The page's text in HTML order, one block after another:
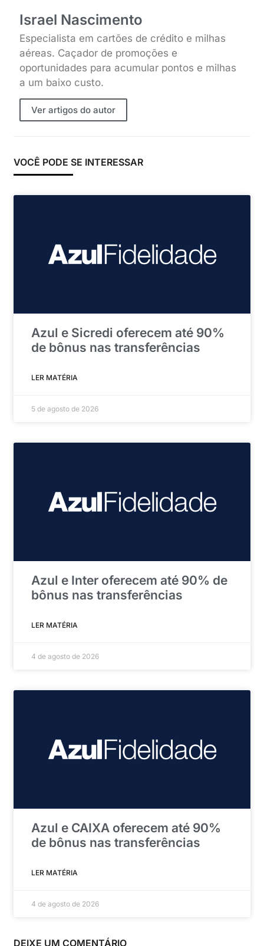
Israel Nascimento
Especialista em cartões de crédito e milhas
aéreas. Caçador de promoções e
oportunidades para acumular pontos e milhas
a um baixo custo.
Ver artigos do autor
VOCÊ PODE SE INTERESSAR
Azul e Sicredi oferecem até 90%
de bônus nas transferências
LER MATÉRIA
5 de agosto de 2026
Azul e Inter oferecem até 90% de
bônus nas transferências
LER MATÉRIA
4 de agosto de 2026
Azul e CAIXA oferecem até 90%
de bônus nas transferências
LER MATÉRIA
4 de agosto de 2026
DEIXE UM COMENTÁRIO